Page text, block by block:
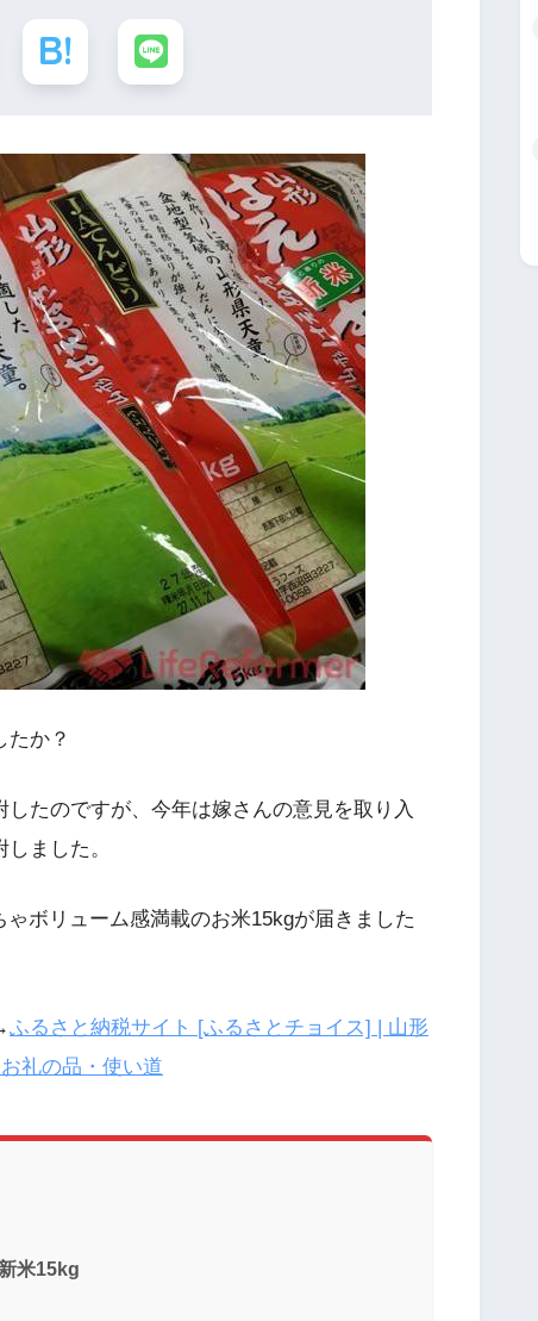
たか？
たのですが、今年は嫁さんの意見を取り入
ました。
ボリューム感満載のお米15kgが届きました
ふるさと納税サイト [ふるさとチョイス] | 山形
礼の品・使い道
米15kg